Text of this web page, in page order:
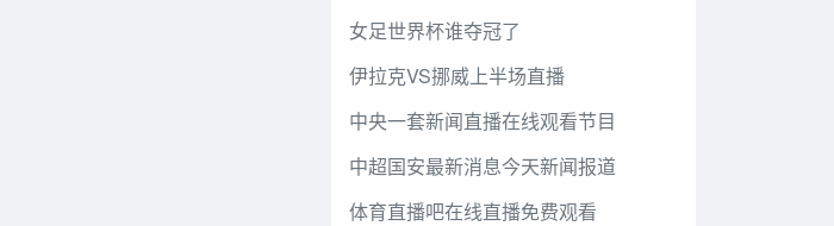
女足世界杯谁夺冠了
伊拉克VS挪威上半场直播
中央一套新闻直播在线观看节目
中超国安最新消息今天新闻报道
体育直播吧在线直播免费观看